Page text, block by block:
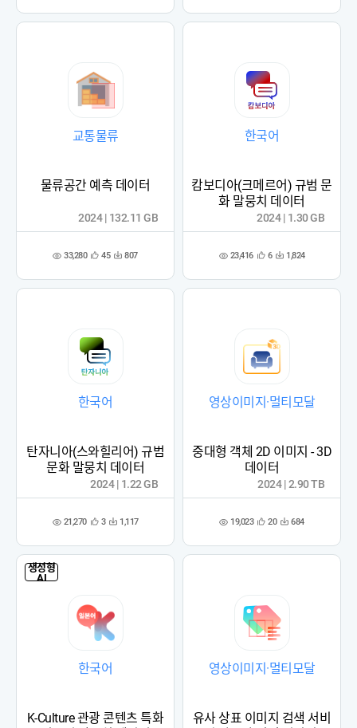
록
록
교통물류
물류공간 예측 데이터
조 33,280 관
록
45 다 807
2024 | 132.11 GB
한국어
캄보디아(크메르어) 규범 문
화 말뭉치 데이터
조 23,416 관
록
6 다 1,824
2024 | 1.30 GB
한국어
탄자니아(스와힐리어) 규범
문화 말뭉치 데이터
조 21,270 관
록
3 다 1,117
2024 | 1.22 GB
영상이미지·멀티모달
중대형 객체 2D 이미지 - 3D
데이터
조 19,023 관
록
20 다 684
2024 | 2.90 TB
생성형
AI
한국어
K-Culture 관광 콘텐츠 특화
영상이미지·멀티모달
유사 상표 이미지 검색 서비